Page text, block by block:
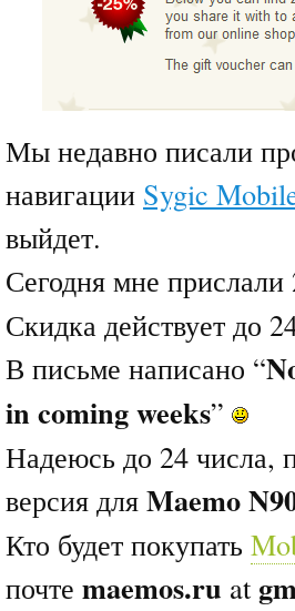
Мы недавно писали
навигации Sygic
выйдет.
Сегодня мне прислали
Скидка действует до
В письме написано “
in coming weeks”
Надеюсь до 24 числа,
версия для Maemo
Кто будет покупать
почте maemos.ru at